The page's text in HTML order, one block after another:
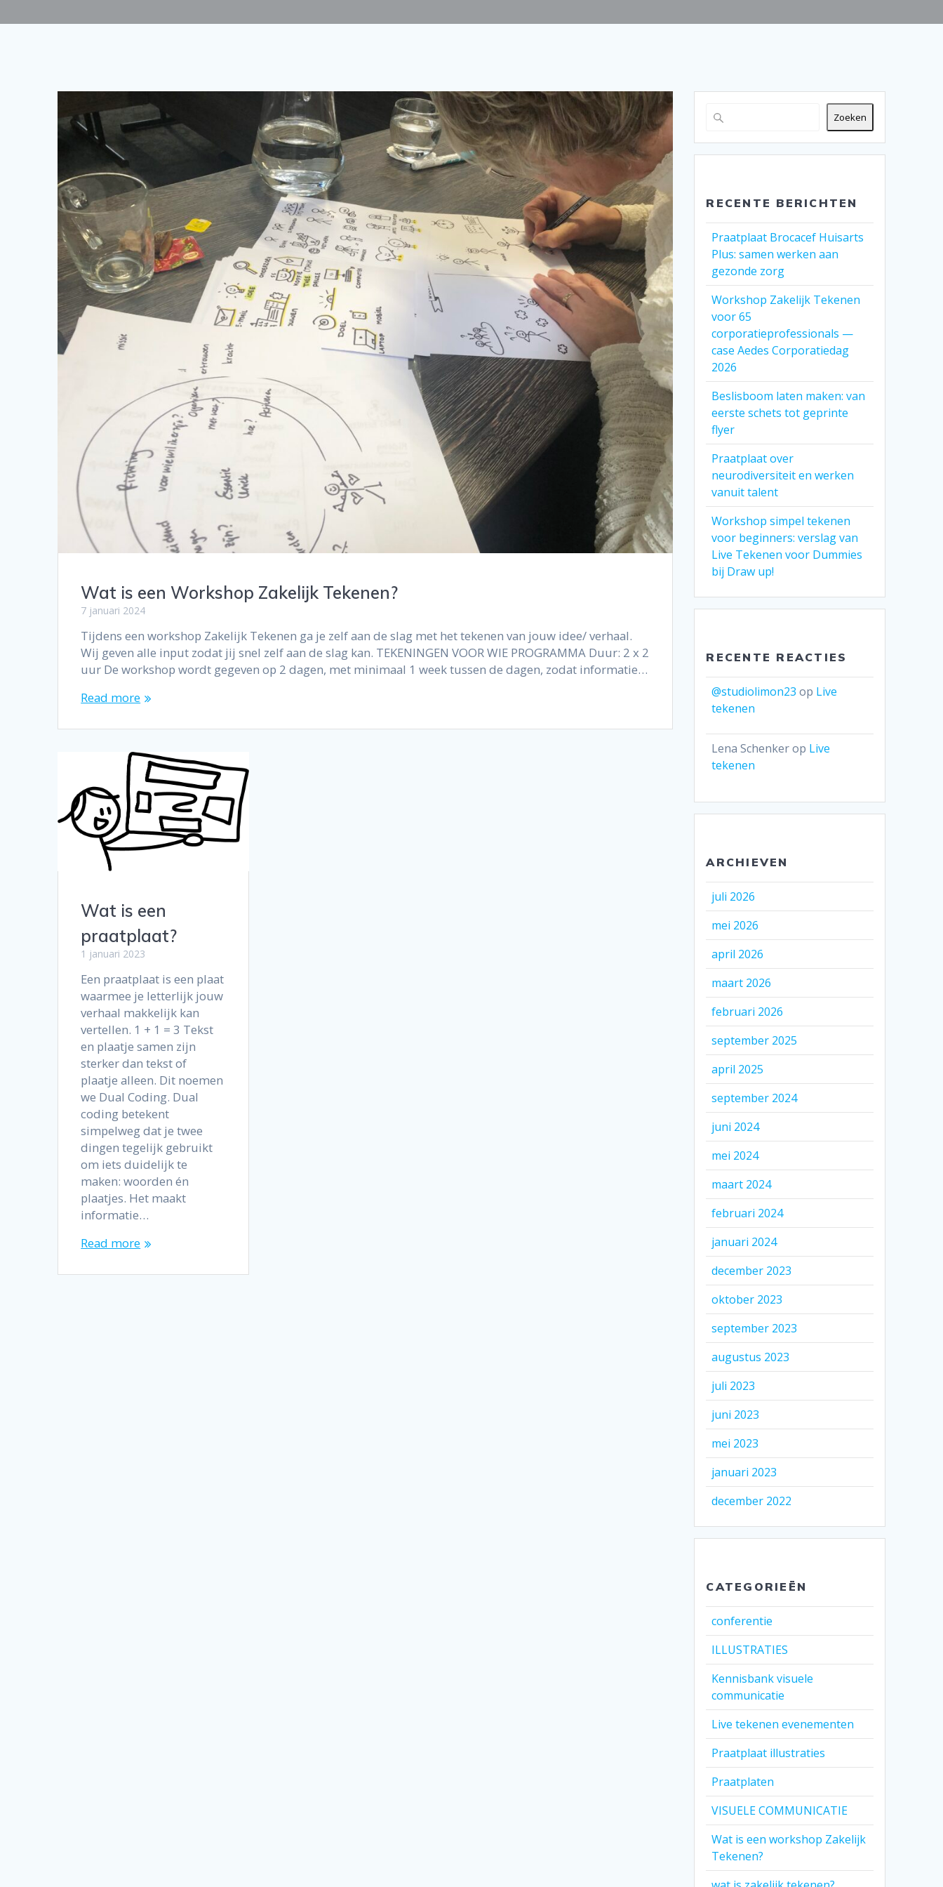
Wat is een Workshop Zakelijk Tekenen?
7 januari 2024
Tijdens een workshop Zakelijk Tekenen ga je zelf aan de slag met het tekenen van jouw idee/ verhaal.
Wij geven alle input zodat jij snel zelf aan de slag kan. TEKENINGEN VOOR WIE PROGRAMMA Duur: 2 x 2
uur De workshop wordt gegeven op 2 dagen, met minimaal 1 week tussen de dagen, zodat informatie…
Read more
Wat is een
praatplaat?
1 januari 2023
Een praatplaat is een plaat
waarmee je letterlijk jouw
verhaal makkelijk kan
vertellen. 1 + 1 = 3 Tekst
en plaatje samen zijn
sterker dan tekst of
plaatje alleen. Dit noemen
we Dual Coding. Dual
coding betekent
simpelweg dat je twee
dingen tegelijk gebruikt
om iets duidelijk te
maken: woorden én
plaatjes. Het maakt
informatie…
Read more
Zoeken
RECENTE BERICHTEN
Praatplaat Brocacef Huisarts
Plus: samen werken aan
gezonde zorg
Workshop Zakelijk Tekenen
voor 65
corporatieprofessionals —
case Aedes Corporatiedag
2026
Beslisboom laten maken: van
eerste schets tot geprinte
flyer
Praatplaat over
neurodiversiteit en werken
vanuit talent
Workshop simpel tekenen
voor beginners: verslag van
Live Tekenen voor Dummies
bij Draw up!
RECENTE REACTIES
@studiolimon23 op Live
tekenen
Lena Schenkerop Live
tekenen
ARCHIEVEN
juli 2026
mei 2026
april 2026
maart 2026
februari 2026
september 2025
april 2025
september 2024
juni 2024
mei 2024
maart 2024
februari 2024
januari 2024
december 2023
oktober 2023
september 2023
augustus 2023
juli 2023
juni 2023
mei 2023
januari 2023
december 2022
CATEGORIEËN
conferentie
ILLUSTRATIES
Kennisbank visuele
communicatie
Live tekenen evenementen
Praatplaat illustraties
Praatplaten
VISUELE COMMUNICATIE
Wat is een workshop Zakelijk
Tekenen?